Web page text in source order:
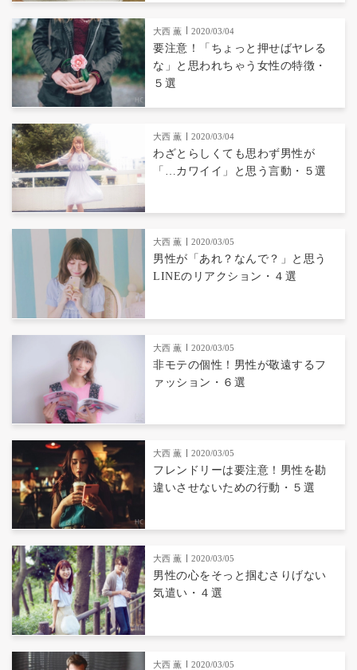
大西 薫 2020/03/04
要注意！「ちょっと押せばヤレる
な」と思われちゃう女性の特徴・
５選
大西 薫 2020/03/04
わざとらしくても思わず男性が
「…カワイイ」と思う言動・５選
大西 薫 2020/03/05
男性が「あれ？なんで？」と思う
LINEのリアクション・４選
大西 薫 2020/03/05
非モテの個性！男性が敬遠するフ
ァッション・６選
大西 薫 2020/03/05
フレンドリーは要注意！男性を勘
違いさせないための行動・５選
大西 薫 2020/03/05
男性の心をそっと掴むさりげない
気遣い・４選
大西 薫 2020/03/05